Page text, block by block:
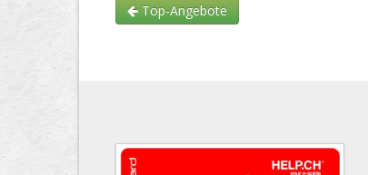
Top-Angebote